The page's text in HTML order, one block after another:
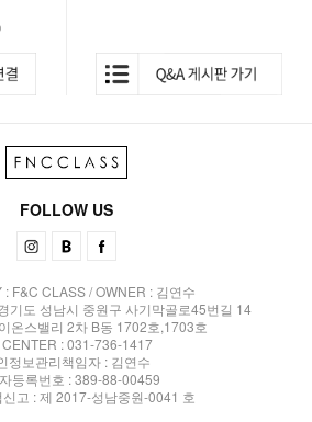
FOLLOW US
: F&C CLASS / OWNER : 김연수
기도 성남시 중원구 사기막골로45번길 14
온스밸리 2차 B동 1702호,1703호
: 031-736-1417
정보관리책임자 : 김연수
등록번호 : 389-88-00459
고 : 제 2017-성남중원-0041 호